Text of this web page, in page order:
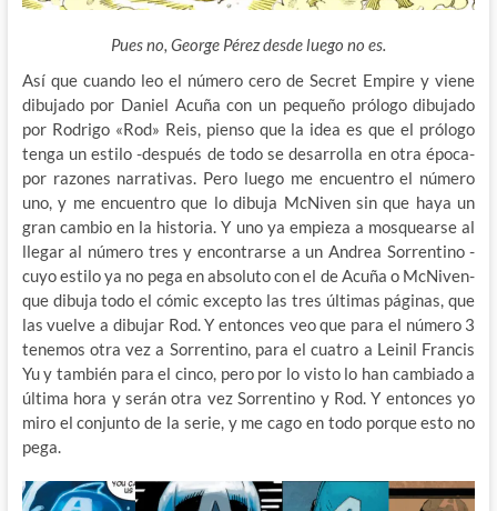
Pues no, George Pérez desde luego no es.
Así que cuando leo el número cero de Secret Empire y viene
dibujado por Daniel Acuña con un pequeño prólogo dibujado
por Rodrigo «Rod» Reis, pienso que la idea es que el prólogo
tenga un estilo -después de todo se desarrolla en otra época-
por razones narrativas. Pero luego me encuentro el número
uno, y me encuentro que lo dibuja McNiven sin que haya un
gran cambio en la historia. Y uno ya empieza a mosquearse al
llegar al número tres y encontrarse a un Andrea Sorrentino -
cuyo estilo ya no pega en absoluto con el de Acuña o McNiven-
que dibuja todo el cómic excepto las tres últimas páginas, que
las vuelve a dibujar Rod. Y entonces veo que para el número 3
tenemos otra vez a Sorrentino, para el cuatro a Leinil Francis
Yu y también para el cinco, pero por lo visto lo han cambiado a
última hora y serán otra vez Sorrentino y Rod. Y entonces yo
miro el conjunto de la serie, y me cago en todo porque esto no
pega.